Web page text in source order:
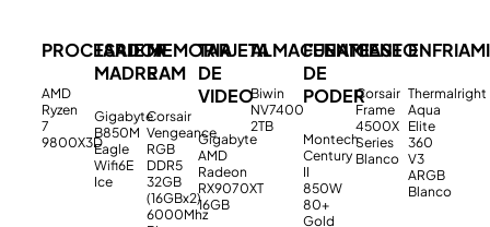
PROCESADOR
AMD
Ryzen
7
9800X3D
TARJETA
MADRE
Gigabyte
B850M
Eagle
Wifi6E
Ice
MEMORIA
RAM
Corsair
Vengeance
RGB
DDR5
32GB
(16GBx2)
6000Mhz
TARJETA
DE
VIDEO
Gigabyte
AMD
Radeon
RX9070XT
16GB
ALMACENAMIENTO
Biwin
NV7400
2TB
FUENTE
DE
PODER
Montech
Century
II
850W
80+
Gold
CASE
Corsair
Frame
4500X
Series
Blanco
Thermalright
Aqua
Elite
360
V3
ARGB
Blanco